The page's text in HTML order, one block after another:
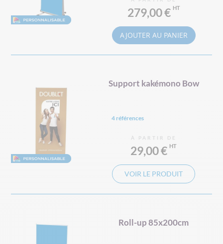
279,00 €
AJOUTER AU PANIER
Support kakémono Bow
4 références
À PARTIR DE
29,00 €
VOIR LE PRODUIT
Roll-up 85x200cm